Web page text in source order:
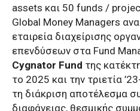
assets και 50 funds /
Global Money Managers
εταιρεία διαχείρισης
επενδύσεων στα Fund
Cygnator Fund της
το 2025 και την τριετία
τη διάκριση αποτέλεσμα
διαφάνειας, θεσμικής